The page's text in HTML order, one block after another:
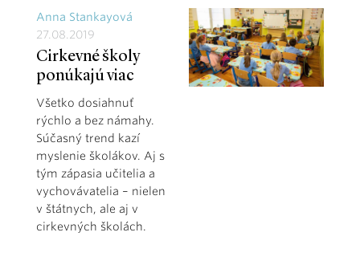
Anna Stankayová
27.08.2019
Cirkevné školy
ponúkajú viac
Všetko dosiahnuť
rýchlo a bez námahy.
Súčasný trend kazí
myslenie školákov. Aj s
tým zápasia učitelia a
vychovávatelia – nielen
v štátnych, ale aj v
cirkevných školách.